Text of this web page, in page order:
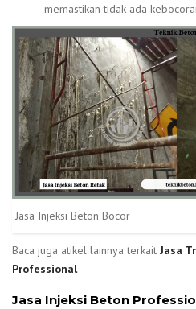
memastikan tidak ada
Jasa Injeksi Beton Bocor
Baca juga atikel lainnya terkait Jasa
Professional
Jasa Injeksi Beton